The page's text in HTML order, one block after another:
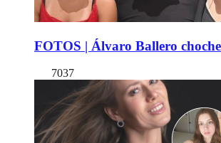
FOTOS | Álvaro Ballero
7037